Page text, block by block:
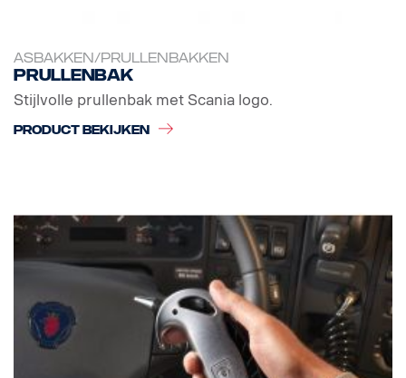
ASBAKKEN/PRULLENBAKKEN
Prullenbak
Stijlvolle prullenbak met Scania logo.
PRODUCT BEKIJKEN